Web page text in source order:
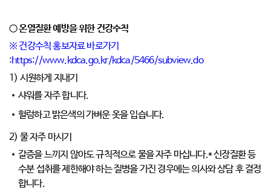
○ 온열질환 예방을 위한 건강수칙
※ 건강수칙 홍보자료 바로가기
:https://www.kdca.go.kr/kdca/5466/subview.do
1) 시원하게 지내기
샤워를 자주 합니다.
헐렁하고 밝은색의 가벼운 옷을 입습니다.
2) 물 자주 마시기
갈증을 느끼지 않아도 규칙적으로 물을 자주 마십니다.* 신장질환 등
수분 섭취를 제한해야 하는 질병을 가진 경우에는 의사와 상담 후 결정
합니다.